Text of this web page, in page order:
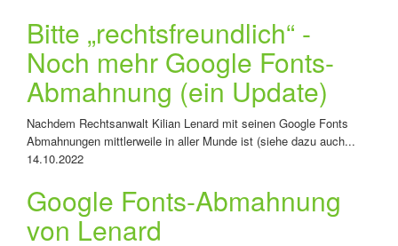
Bitte „rechtsfreundlich“ -
Noch mehr Google Fonts-
Abmahnung (ein Update)
Nachdem Rechtsanwalt Kilian Lenard mit seinen Google Fonts
Abmahnungen mittlerweile in aller Munde ist (siehe dazu auch...
14.10.2022
Google Fonts-Abmahnung
von Lenard